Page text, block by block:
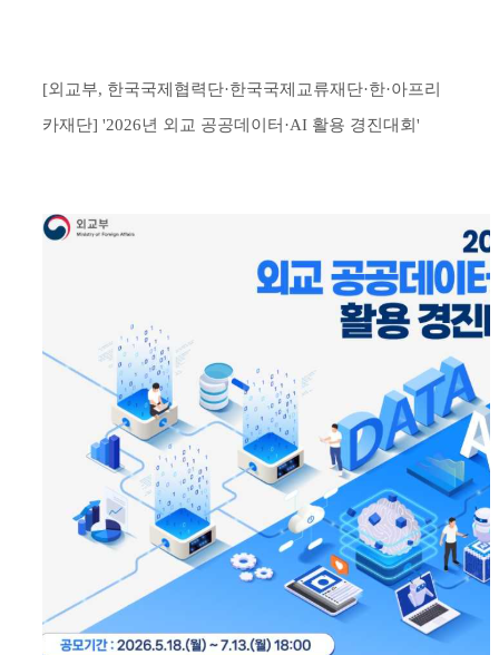
[외교부, 한국국제협력단·한국국제교류재단·한·아프리
카재단] '2026년 외교 공공데이터·AI 활용 경진대회'